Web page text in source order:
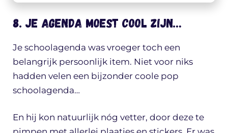
8. Je agenda MOEST cool zijn…
Je schoolagenda was vroeger toch een
belangrijk persoonlijk item. Niet voor niks
hadden velen een bijzonder coole pop
schoolagenda…
En hij kon natuurlijk nóg vetter, door deze te